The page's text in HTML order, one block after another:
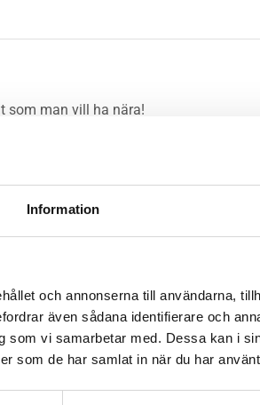
Information
och annonserna till användarna,
även sådana identifierare och
som vi samarbetar med. Dessa kan i
som de har samlat in när du har
som man vill ha nära!